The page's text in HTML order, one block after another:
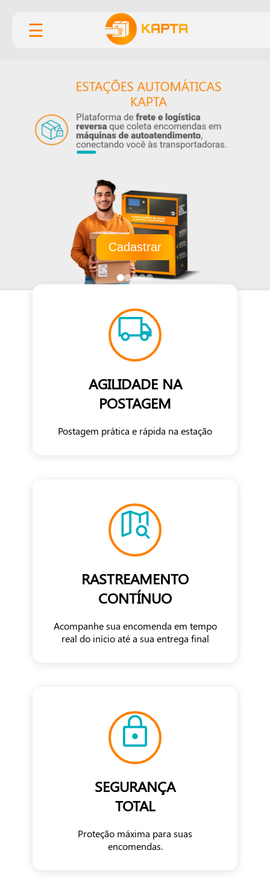
☰
Cadastrar
AGILIDADE NA
POSTAGEM
Postagem prática e rápida na estação
RASTREAMENTO
CONTÍNUO
Acompanhe sua encomenda em tempo
real do início até a sua entrega final
SEGURANÇA
TOTAL
Proteção máxima para suas
encomendas.